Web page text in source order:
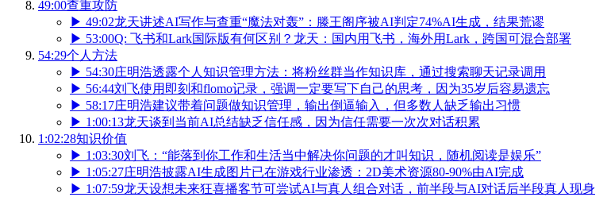
49:00查重攻防
▶ 49:02龙天讲述AI写作与查重“魔法对轰”：滕王阁序被AI判定74%AI生成，结果荒谬
▶ 53:00Q: 飞书和Lark国际版有何区别？龙天：国内用飞书，海外用Lark，跨国可混合部署
54:29个人方法
▶ 54:30庄明浩透露个人知识管理方法：将粉丝群当作知识库，通过搜索聊天记录调用
▶ 56:44刘飞使用即刻和flomo记录，强调一定要写下自己的思考，因为35岁后容易遗忘
▶ 58:17庄明浩建议带着问题做知识管理，输出倒逼输入，但多数人缺乏输出习惯
▶ 1:00:13龙天谈到当前AI总结缺乏信任感，因为信任需要一次次对话积累
1:02:28知识价值
▶ 1:03:30刘飞：“能落到你工作和生活当中解决你问题的才叫知识，随机阅读是娱乐”
▶ 1:05:27庄明浩披露AI生成图片已在游戏行业渗透：2D美术资源80-90%由AI完成
▶ 1:07:59龙天设想未来狂喜播客节可尝试AI与真人组合对话，前半段与AI对话后半段真人现身